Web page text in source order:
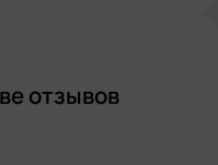
отзывов